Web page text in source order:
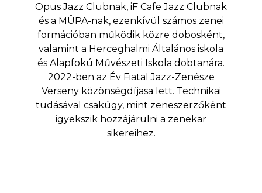
Opus Jazz Clubnak, iF Cafe Jazz Clubnak
és a MÜPA-nak, ezenkívül számos zenei
formációban működik közre dobosként,
valamint a Herceghalmi Általános iskola
és Alapfokú Művészeti Iskola dobtanára.
2022-ben az Év Fiatal Jazz-Zenésze
Verseny közönségdíjasa lett. Technikai
tudásával csakúgy, mint zeneszerzőként
igyekszik hozzájárulni a zenekar
sikereihez.